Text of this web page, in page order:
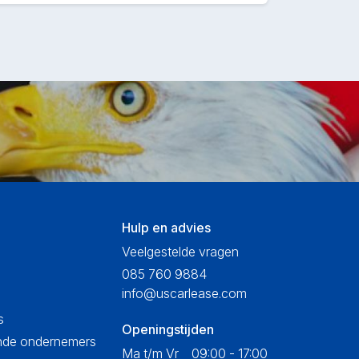
ondernemers
Hulp en advies
Veelgestelde vragen
085 760 9884
info@uscarlease.com
Openingstijden
Ma t/m Vr
09:00 - 17:00